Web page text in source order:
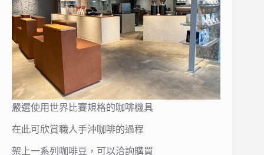
嚴選使用世界比賽規格的咖啡機具
在此可欣賞職人手沖咖啡的過程
架上一系列咖啡豆，可以洽詢購買